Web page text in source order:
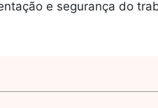
e segurança do